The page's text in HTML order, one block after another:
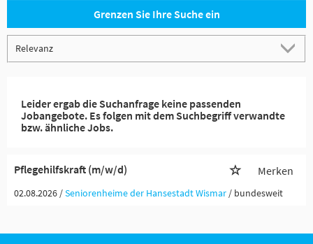
Grenzen Sie Ihre Suche ein
Leider ergab die Suchanfrage keine passenden
Jobangebote. Es folgen mit dem Suchbegriff verwandte
bzw. ähnliche Jobs.
Pflegehilfskraft (m/w/d) Merken
02.08.2026 /Seniorenheime der Hansestadt Wismar / bundesweit